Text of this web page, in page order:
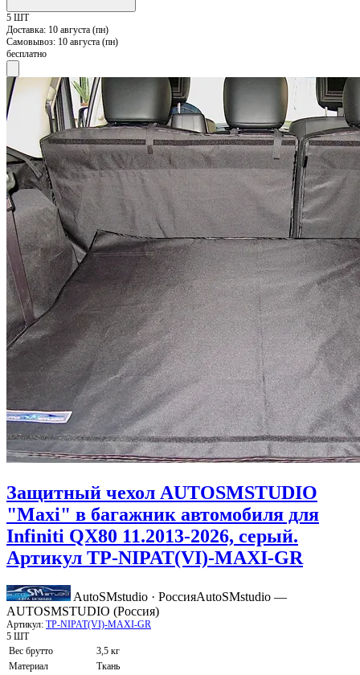
5 ШТ
Доставка: 10 августа (пн)
Самовывоз: 10 августа (пн)
бесплатно
Защитный чехол AUTOSMSTUDIO
"Maxi" в багажник автомобиля для
Infiniti QX80 11.2013-2026, серый.
Артикул TP-NIPAT(VI)-MAXI-GR
AutoSMstudio · РоссияAutoSMstudio —
AUTOSMSTUDIO (Россия)
Артикул: TP-NIPAT(VI)-MAXI-GR
5 ШТ
Вес брутто
3,5 кг
Материал
Ткань